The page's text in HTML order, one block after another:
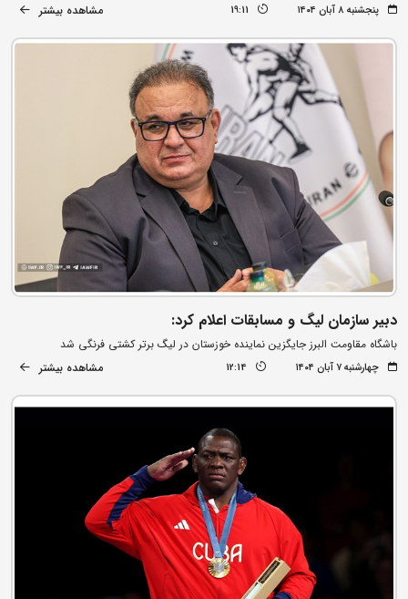
پنجشنبه ۸ آبان ۱۴۰۴ 19:11 مشاهده بیشتر
دبیر سازمان لیگ و مسابقات اعلام کرد:
باشگاه مقاومت البرز جایگزین نماینده خوزستان در لیگ برتر کشتی فرنگی شد
چهارشنبه ۷ آبان ۱۴۰۴ 12:14 مشاهده بیشتر